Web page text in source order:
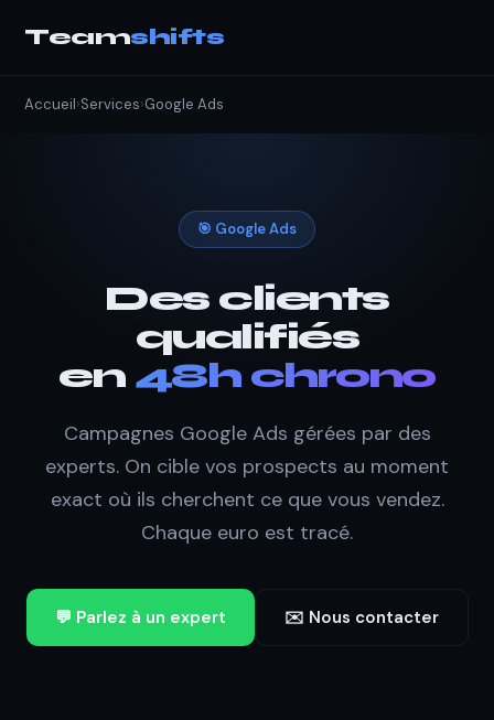
Teamshifts
Accueil›Services›Google Ads
🎯 Google Ads
Des clients
qualifiés
en 48h chrono
Campagnes Google Ads gérées par des
experts. On cible vos prospects au moment
exact où ils cherchent ce que vous vendez.
Chaque euro est tracé.
💬 Parlez à un expert ✉️ Nous contacter